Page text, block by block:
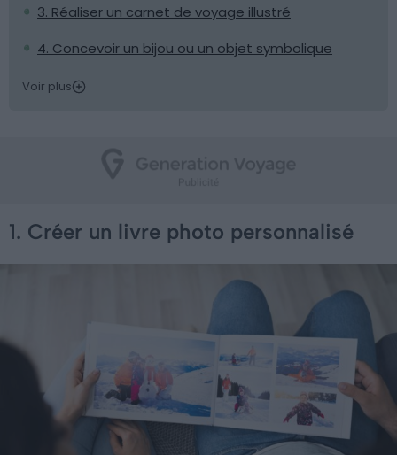
3. Réaliser un carnet de voyage illustré
4. Concevoir un bijou ou un objet symbolique
Voir plus
1. Créer un livre photo personnalisé